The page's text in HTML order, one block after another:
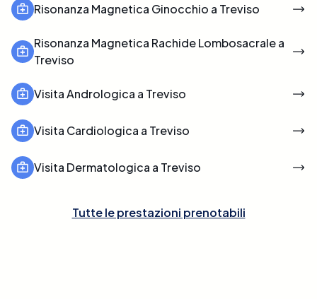
Risonanza Magnetica Ginocchio a Treviso
Risonanza Magnetica Rachide Lombosacrale a
Treviso
Visita Andrologica a Treviso
Visita Cardiologica a Treviso
Visita Dermatologica a Treviso
Tutte le prestazioni prenotabili